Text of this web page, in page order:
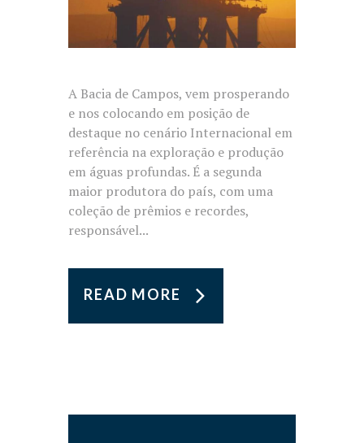
A Bacia de Campos, vem prosperando
e nos colocando em posição de
destaque no cenário Internacional em
referência na exploração e produção
em águas profundas. É a segunda
maior produtora do país, com uma
coleção de prêmios e recordes,
responsável...
READ MORE